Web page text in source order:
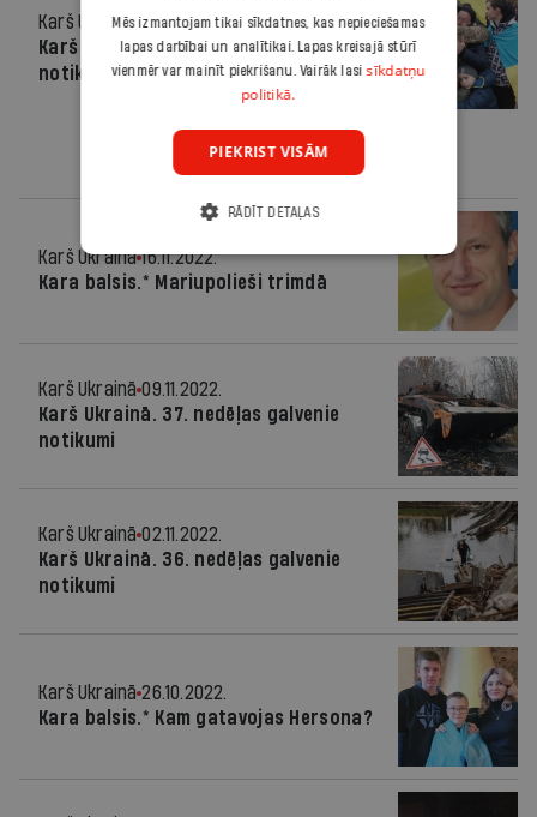
Karš Ukrainā 16.11.2022.
Karš Ukrainā. 38. nedēļas galvenie
notikumi
Karš Ukrainā 16.11.2022.
Kara balsis.* Mariupolieši trimdā
Karš Ukrainā 09.11.2022.
Karš Ukrainā. 37. nedēļas galvenie
notikumi
Karš Ukrainā 02.11.2022.
Karš Ukrainā. 36. nedēļas galvenie
notikumi
Karš Ukrainā 26.10.2022.
Kara balsis.* Kam gatavojas Hersona?
Mēs izmantojam tikai sīkdatnes, kas nepieciešamas
lapas darbībai un analītikai. Lapas kreisajā stūrī
vienmēr var mainīt piekrišanu. Vairāk lasisīkdatņu
politikā.
PIEKRIST VISĀM
RĀDĪT DETAĻAS